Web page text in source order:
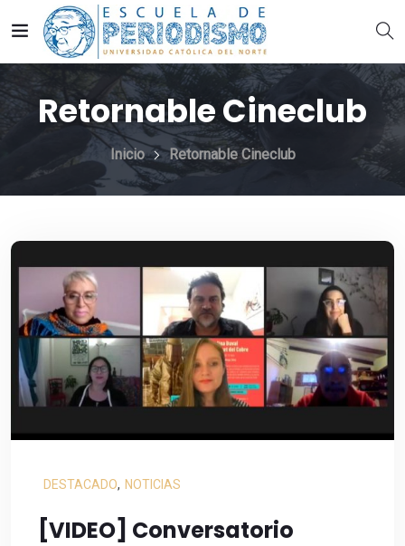
Retornable Cineclub
Inicio Retornable Cineclub
DESTACADO, NOTICIAS
[VIDEO] Conversatorio